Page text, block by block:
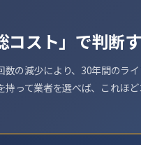
コスト」で判断
の減少により、30年間のラ
って業者を選べば、これほど